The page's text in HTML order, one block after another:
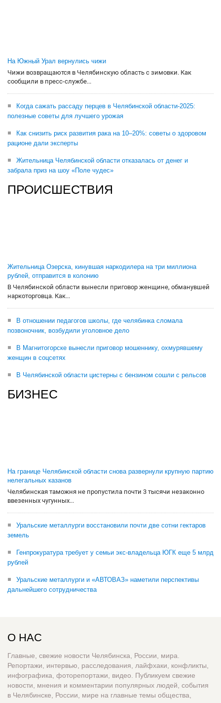
На Южный Урал вернулись чижи
Чижи возвращаются в Челябинскую область с зимовки. Как
сообщили в пресс-службе...
Когда сажать рассаду перцев в Челябинской области-2025:
полезные советы для лучшего урожая
Как снизить риск развития рака на 10–20%: советы о здоровом
рационе дали эксперты
Жительница Челябинской области отказалась от денег и
забрала приз на шоу «Поле чудес»
ПРОИСШЕСТВИЯ
Жительница Озерска, кинувшая наркодилера на три миллиона
рублей, отправится в колонию
В Челябинской области вынесли приговор женщине, обманувшей
наркоторговца. Как...
В отношении педагогов школы, где челябинка сломала
позвоночник, возбудили уголовное дело
В Магнитогорске вынесли приговор мошеннику, охмурявшему
женщин в соцсетях
В Челябинской области цистерны с бензином сошли с рельсов
БИЗНЕС
На границе Челябинской области снова развернули крупную партию
нелегальных казанов
Челябинская таможня не пропустила почти 3 тысячи незаконно
ввезенных чугунных...
Уральские металлурги восстановили почти две сотни гектаров
земель
Генпрокуратура требует у семьи экс-владельца ЮГК еще 5 млрд
рублей
Уральские металлурги и «АВТОВАЗ» наметили перспективы
дальнейшего сотрудничества
О НАС
Главные, свежие новости Челябинска, России, мира.
Репортажи, интервью, расследования, лайфхаки, конфликты,
инфографика, фоторепортажи, видео. Публикуем свежие
новости, мнения и комментарии популярных людей, события
в Челябинске, России, мире на главные темы общества,